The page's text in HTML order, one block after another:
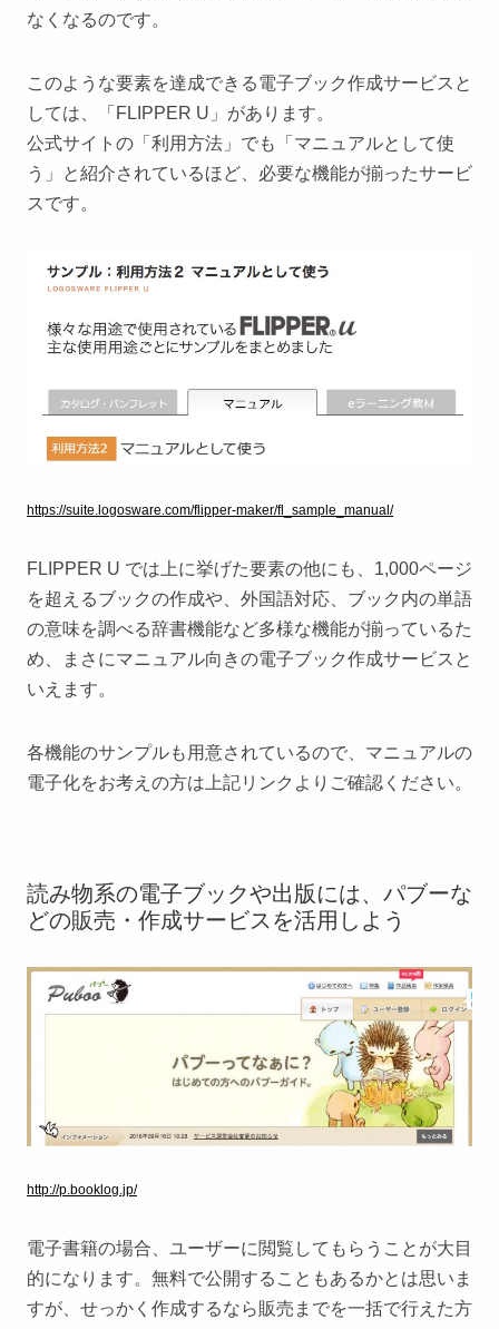
なくなるのです。
このような要素を達成できる電子ブック作成サービスと
しては、「FLIPPER U」があります。
公式サイトの「利用方法」でも「マニュアルとして使
う」と紹介されているほど、必要な機能が揃ったサービ
スです。
https://suite.logosware.com/flipper-maker/fl_sample_manual/
FLIPPER U では上に挙げた要素の他にも、1,000ページ
を超えるブックの作成や、外国語対応、ブック内の単語
の意味を調べる辞書機能など多様な機能が揃っているた
め、まさにマニュアル向きの電子ブック作成サービスと
いえます。
各機能のサンプルも用意されているので、マニュアルの
電子化をお考えの方は上記リンクよりご確認ください。
読み物系の電子ブックや出版には、パブーな
どの販売・作成サービスを活用しよう
http://p.booklog.jp/
電子書籍の場合、ユーザーに閲覧してもらうことが大目
的になります。無料で公開することもあるかとは思いま
すが、せっかく作成するなら販売までを一括で行えた方